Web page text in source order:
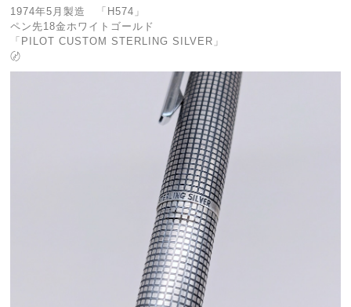
1974年5月製造 「H574」
ペン先18金ホワイトゴールド
「PILOT CUSTOM STERLING SILVER」
〄